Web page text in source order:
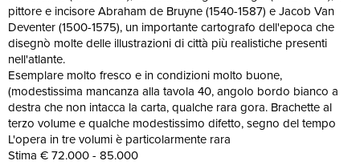
pittore e incisore Abraham de Bruyne (1540-1587) e Jacob Van
Deventer (1500-1575), un importante cartografo dell'epoca che
disegnò molte delle illustrazioni di città più realistiche presenti
nell'atlante.
Esemplare molto fresco e in condizioni molto buone,
(modestissima mancanza alla tavola 40, angolo bordo bianco a
destra che non intacca la carta, qualche rara gora. Brachette al
terzo volume e qualche modestissimo difetto, segno del tempo
L'opera in tre volumi è particolarmente rara
Stima € 72.000 - 85.000